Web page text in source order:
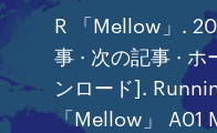
R 「Mellow」.
事 · 次の記事 ·
ンロード].
「Mellow」 A01